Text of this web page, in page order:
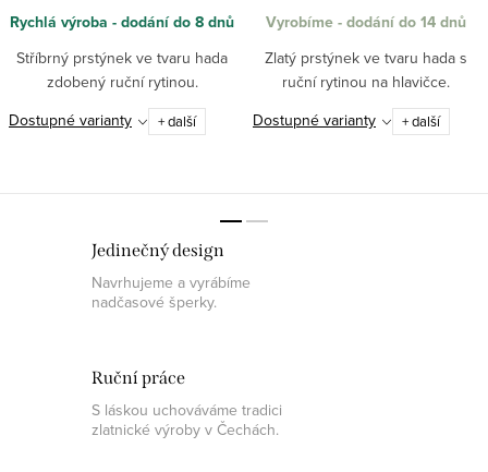
Rychlá výroba - dodání do 8 dnů
Stříbrný prstýnek ve tvaru hada
zdobený ruční rytinou.
Dostupné varianty
+ další
Vyrobíme - dodání do 14 dnů
Zlatý prstýnek ve tvaru hada s
ruční rytinou na hlavičce.
Dostupné varianty
+ další
Jedinečný design
Navrhujeme a vyrábíme
nadčasové šperky.
Ruční práce
S láskou uchováváme tradici
zlatnické výroby v Čechách.